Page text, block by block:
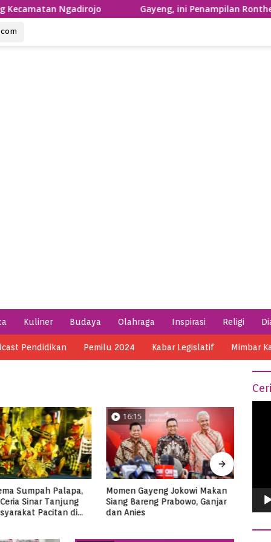
Gayeng, ini Penampilan Ronthek Laskar
Kuliner Budaya Olahraga Inspirasi Religi
Pendidikan Pemilu 2024 Kabar Legislatif Mimbar
Jokowi Makan
Prabowo, Ganjar
04:14
Semarak HSN 2023 di Pacitan,
Ribuan Santri Makan Ikan
Tuna Super Jumbo
di